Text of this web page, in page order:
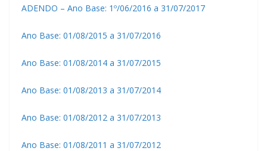
ADENDO – Ano Base: 1º/06/2016 a 31/07/2017
Ano Base: 01/08/2015 a 31/07/2016
Ano Base: 01/08/2014 a 31/07/2015
Ano Base: 01/08/2013 a 31/07/2014
Ano Base: 01/08/2012 a 31/07/2013
Ano Base: 01/08/2011 a 31/07/2012